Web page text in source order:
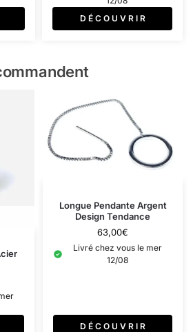
D É C O U V R I R
Longue Pendante Argent
Design Tendance
63,00€
Livré chez vous le mer
12/08
D É C O U V R I R